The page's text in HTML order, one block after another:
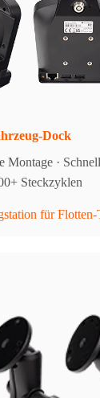
Dock
Montage ·
Steckzyklen
für